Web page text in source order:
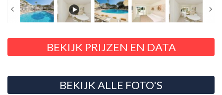
BEKIJK PRIJZEN EN DATA
BEKIJK ALLE FOTO'S